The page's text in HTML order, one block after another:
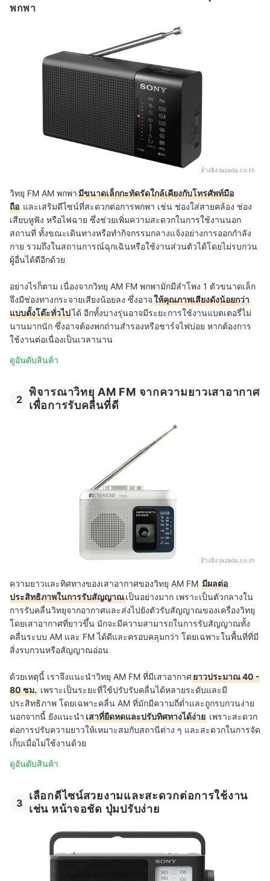
พกพา
อ้างอิง:lazada.co.th
วิทยุ FM AM พกพามีขนาดเล็กกะทัดรัดใกล้เคียงกับโทรศัพท์มือ
ถือ และเสริมดีไซน์ที่สะดวกต่อการพกพา เช่น ช่องใส่สายคล้อง ช่อง
เสียบหูฟัง หรือไฟฉาย ซึ่งช่วยเพิ่มความสะดวกในการใช้งานนอก
สถานที่ ทั้งขณะเดินทางหรือทำกิจกรรมกลางแจ้งอย่างการออกกำลัง
กาย รวมถึงในสถานการณ์ฉุกเฉินหรือใช้งานส่วนตัวได้โดยไม่รบกวน
ผู้อื่นได้ดีอีกด้วย
อย่างไรก็ตาม เนื่องจากวิทยุ AM FM พกพามักมีลำโพง 1 ตัวขนาดเล็ก
จึงมีช่องทางกระจายเสียงน้อยลง ซึ่งอาจให้คุณภาพเสียงดังน้อยกว่า
แบบตั้งโต๊ะทั่วไปได้ อีกทั้งบางรุ่นอาจมีระยะการใช้งานแบตเตอรี่ไม่
นานมากนัก ซึ่งอาจต้องพกถ่านสำรองหรือชาร์จไฟบ่อย หากต้องการ
ใช้งานต่อเนื่องเป็นเวลานาน
ดูอันดับสินค้า
2
พิจารณาวิทยุ AM FM จากความยาวเสาอากาศ
เพื่อการรับคลื่นที่ดี
อ้างอิง:lazada.co.th
ความยาวและทิศทางของเสาอากาศของวิทยุ AM FM มีผลต่อ
ประสิทธิภาพในการรับสัญญาณเป็นอย่างมาก เพราะเป็นตัวกลางใน
การรับคลื่นวิทยุจากอากาศและส่งไปยังตัวรับสัญญาณของเครื่องวิทยุ
โดยเสาอากาศที่ยาวขึ้น มักจะมีความสามารถในการรับสัญญาณทั้ง
คลื่นระบบ AM และ FM ได้ดีและครอบคลุมกว่า โดยเฉพาะในพื้นที่ที่มี
สิ่งรบกวนหรือสัญญาณอ่อน
ด้วยเหตุนี้ เราจึงแนะนำวิทยุ AM FM ที่มีเสาอากาศยาวประมาณ 40 -
80 ซม. เพราะเป็นระยะที่ใช้ปรับรับคลื่นได้หลายระดับและมี
ประสิทธิภาพ โดยเฉพาะคลื่น AM ที่มักมีความถี่ต่ำและถูกรบกวนง่าย
นอกจากนี้ ยังแนะนำเสาที่ยืดหดและปรับทิศทางได้ง่าย เพราะสะดวก
ต่อการปรับความยาวให้เหมาะสมกับสถานีต่าง ๆ และสะดวกในการจัด
เก็บเมื่อไม่ใช้งานด้วย
ดูอันดับสินค้า
3
เลือกดีไซน์สวยงามและสะดวกต่อการใช้งาน
เช่น หน้าจอชัด ปุ่มปรับง่าย